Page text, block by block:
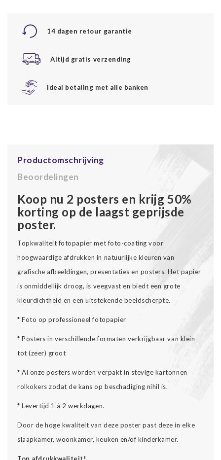
14 dagen retour garantie
Altijd gratis verzending
Ideal betaling met alle banken
Productomschrijving
Beoordelingen
Koop nu 2 posters en krijg 50%
korting op de laagst geprijsde
poster.
Topkwaliteit fotopapier met foto-coating voor
hoogwaardige afdrukken in natuurlijke kleuren van
grafische afbeeldingen, presentaties en posters. Het papier
is onmiddellijk droog, is veegvast en biedt een grote
kleurdichtheid en een uitstekende beeldscherpte.
* Foto op professioneel fotopapier
* Posters in verschillende formaten verkrijgbaar van klein
tot (zeer) groot
* Al onze posters worden verpakt in stevige kartonnen
rolkokers zodat de kans op beschadiging nihil is.
* Levertijd 1 à 2 werkdagen.
Door de hoge kwaliteit van deze poster past deze in elke
slaapkamer, woonkamer, keuken en/of kinderkamer.
Top afdrukkwaliteit!